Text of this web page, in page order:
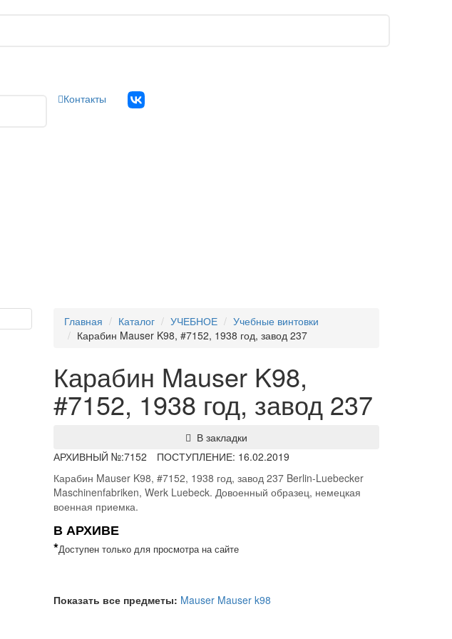
Контакты
Главная Каталог УЧЕБНОЕ
Учебные винтовки
Карабин Mauser K98, #7152, 1938 год, завод 237
Карабин Mauser K98,
#7152, 1938 год, завод 237
В закладки
АРХИВНЫЙ №:7152
ПОСТУПЛЕНИЕ: 16.02.2019
Карабин Mauser K98, #7152, 1938 год, завод 237 Berlin-Luebecker
Maschinenfabriken, Werk Luebeck. Довоенный образец, немецкая
военная приемка.
В АРХИВЕ
*Доступен только для просмотра на сайте
Показать все предметы: Mauser Mauser k98